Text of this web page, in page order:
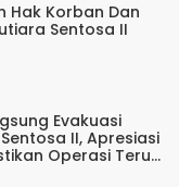
Hak Korban Dan
Sentosa II
Evakuasi
II, Apresiasi
Operasi Terus